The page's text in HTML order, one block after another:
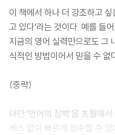
06 미래선취의 이미지화: 실
07 SMART의 원칙 . 179
08 사이드 브레이크를 풀어라
09 네이티브 스피커의 머리
10 이름만이라도 외국인 기분
11 두세 번 좌절이 찾아온다 .
[1st 스테이지] 노력이 좀처
[2nd 스테이지] 똑같이 노력
[3rd 스테이지] 의식적으로
이 책에서 하나 더 강조하고
고 있다’라는 것이다. 예를 들
지금의 영어 실력만으로도 그
식적인 방법이어서 믿을 수 없
(중략)
다만 ‘언어의 장벽’을 초월해
레스 없이 빠르게 입수할 수